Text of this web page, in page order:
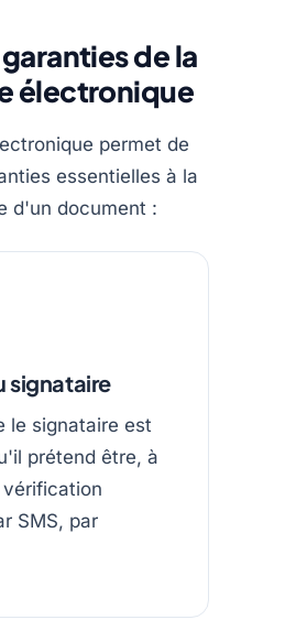
de la
électronique
permet de
essentielles à la
d'un document :
signataire
le signataire est
prétend être, à
SMS, par